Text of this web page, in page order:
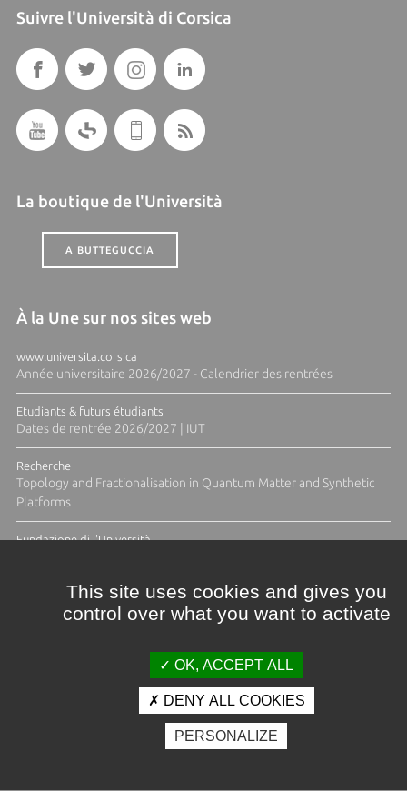
Suivre l'Università di Corsica
La boutique de l'Università
A BUTTEGUCCIA
À la Une sur nos sites web
www.universita.corsica
Année universitaire 2026/2027 - Calendrier des rentrées
Etudiants & futurs étudiants
Dates de rentrée 2026/2027 | IUT
Recherche
Topology and Fractionalisation in Quantum Matter and Synthetic
Platforms
Fundazione di l'Università
Crédits et mentions légales
Espace presse
Photothèque
This site uses cookies and gives you
control over what you want to activate
OK, ACCEPT ALL
DENY ALL COOKIES
PERSONALIZE